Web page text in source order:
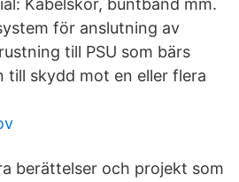
Kabelskor, buntband mm.
för anslutning av
till PSU som bärs
till skydd mot en eller flera
berättelser och projekt som